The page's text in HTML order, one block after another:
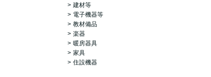
建材等
電子機器等
教材備品
楽器
暖房器具
家具
住設機器